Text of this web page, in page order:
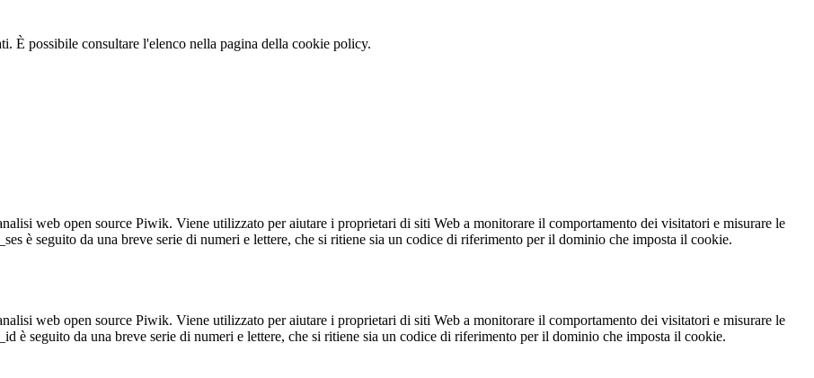
È possibile consultare l'elenco nella pagina della cookie policy.
web open source Piwik. Viene utilizzato per aiutare i proprietari di siti Web a monitorare il comportamento dei visitatori e misurare le
è seguito da una breve serie di numeri e lettere, che si ritiene sia un codice di riferimento per il dominio che imposta il cookie.
web open source Piwik. Viene utilizzato per aiutare i proprietari di siti Web a monitorare il comportamento dei visitatori e misurare le
è seguito da una breve serie di numeri e lettere, che si ritiene sia un codice di riferimento per il dominio che imposta il cookie.